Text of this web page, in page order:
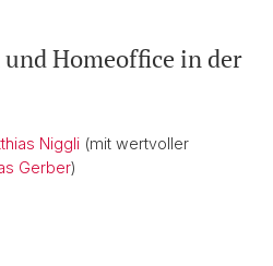
Homeoffice in der
Niggli (mit wertvoller
Gerber)